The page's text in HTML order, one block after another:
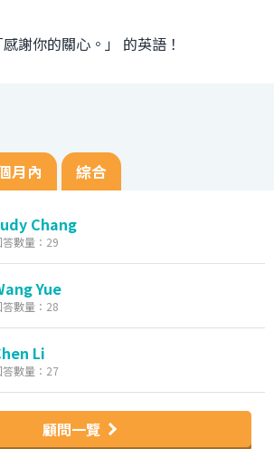
謝你的關心。」 的英語！
月內 綜合
Chang
答數量：29
Yue
答數量：28
Li
答數量：27
顧問一覽